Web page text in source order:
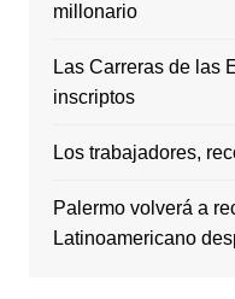
millonario
Las Carreras de las
inscriptos
Los trabajadores,
Palermo volverá a
Latinoamericano